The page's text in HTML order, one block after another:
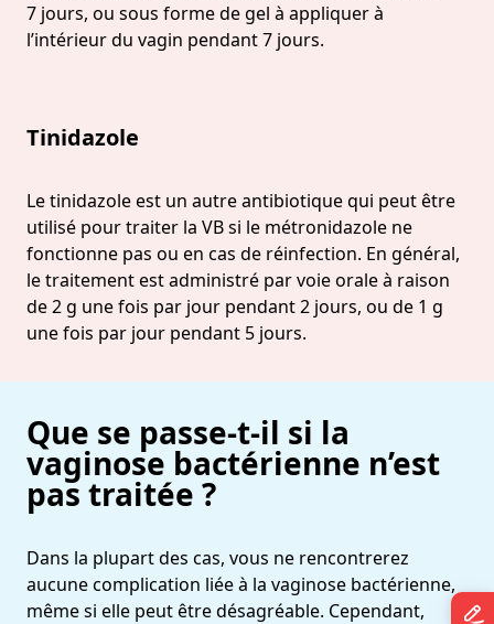
7 jours, ou sous forme de gel à appliquer à
l’intérieur du vagin pendant 7 jours.
Tinidazole
Le tinidazole est un autre antibiotique qui peut être
utilisé pour traiter la VB si le métronidazole ne
fonctionne pas ou en cas de réinfection. En général,
le traitement est administré par voie orale à raison
de 2 g une fois par jour pendant 2 jours, ou de 1 g
une fois par jour pendant 5 jours.
Que se passe-t-il si la
vaginose bactérienne n’est
pas traitée ?
Dans la plupart des cas, vous ne rencontrerez
aucune complication liée à la vaginose bactérienne,
même si elle peut être désagréable. Cependant,